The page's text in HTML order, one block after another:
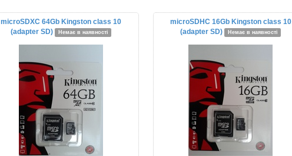
microSDXC 64Gb Kingston class 10
(adapter SD)
Немає в наявності
microSDHC 16Gb Kingston class 10
(adapter SD)
Немає в наявності